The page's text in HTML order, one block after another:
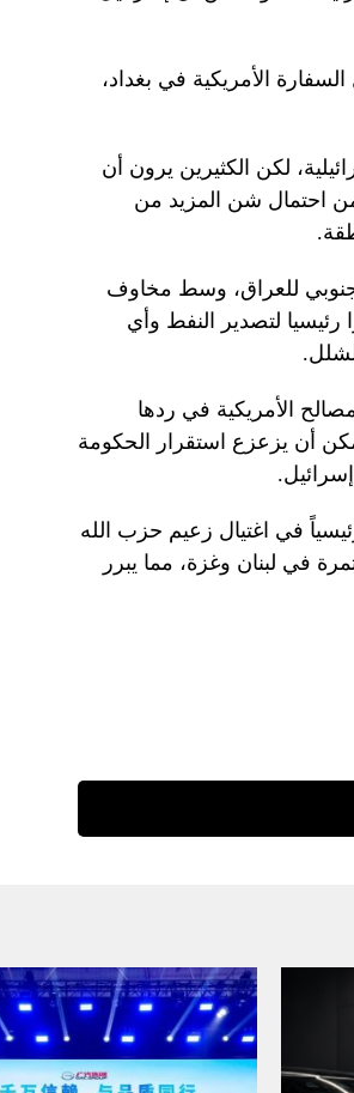
السفارة الأمريكية في بغداد،
لكن الكثيرين يرون أن
من احتمال شن المزيد من
الجنوبي للعراق، وسط مخاوف
لتصدير النفط وأي
الأمريكية في ردها
أن يزعزع استقرار الحكومة
في اغتيال زعيم حزب الله
في لبنان وغزة، مما يبرر